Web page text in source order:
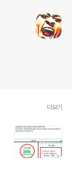
더보기